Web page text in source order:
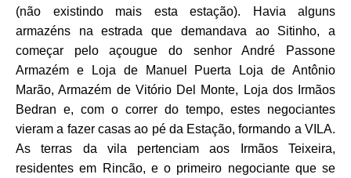
(não existindo mais esta estação). Havia alguns
armazéns na estrada que demandava ao Sitinho, a
começar pelo açougue do senhor André Passone
Armazém e Loja de Manuel Puerta Loja de Antônio
Marão, Armazém de Vitório Del Monte, Loja dos Irmãos
Bedran e, com o correr do tempo, estes negociantes
vieram a fazer casas ao pé da Estação, formando a VILA.
As terras da vila pertenciam aos Irmãos Teixeira,
residentes em Rincão, e o primeiro negociante que se